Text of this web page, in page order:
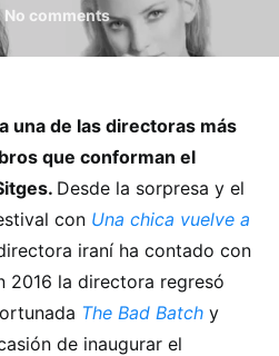
No comments
una de las directoras más
que conforman el
Desde la sorpresa y el
con Una chica vuelve a
iraní ha contado con
2016 la directora regresó
The Bad Batch y
de inaugurar el